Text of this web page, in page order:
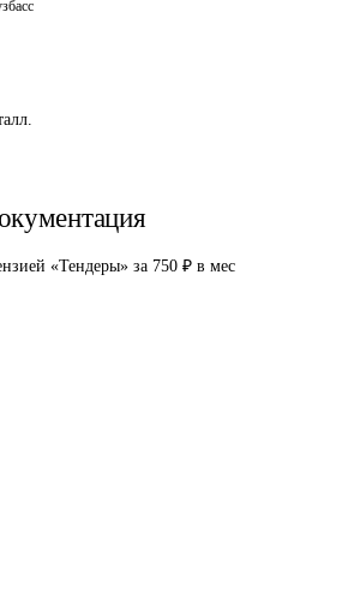
«Тендеры» за 750 ₽ в мес